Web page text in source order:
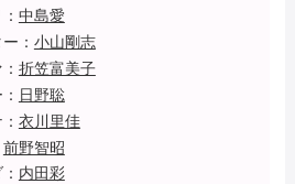
中島愛
： 小山剛志
折笠富美子
日野聡
衣川里佳
前野智昭
内田彩